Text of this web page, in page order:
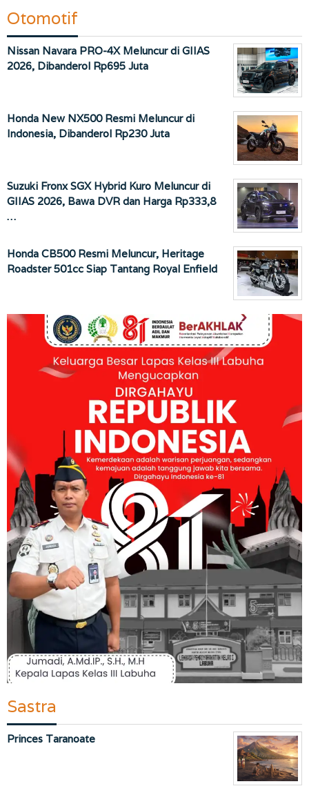
Otomotif
Nissan Navara PRO-4X Meluncur di GIIAS
2026, Dibanderol Rp695 Juta
Honda New NX500 Resmi Meluncur di
Indonesia, Dibanderol Rp230 Juta
Suzuki Fronx SGX Hybrid Kuro Meluncur di
GIIAS 2026, Bawa DVR dan Harga Rp333,8
…
Honda CB500 Resmi Meluncur, Heritage
Roadster 501cc Siap Tantang Royal Enfield
Sastra
Princes Taranoate